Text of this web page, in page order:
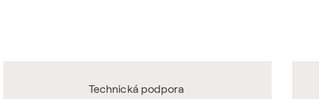
Technická podpora